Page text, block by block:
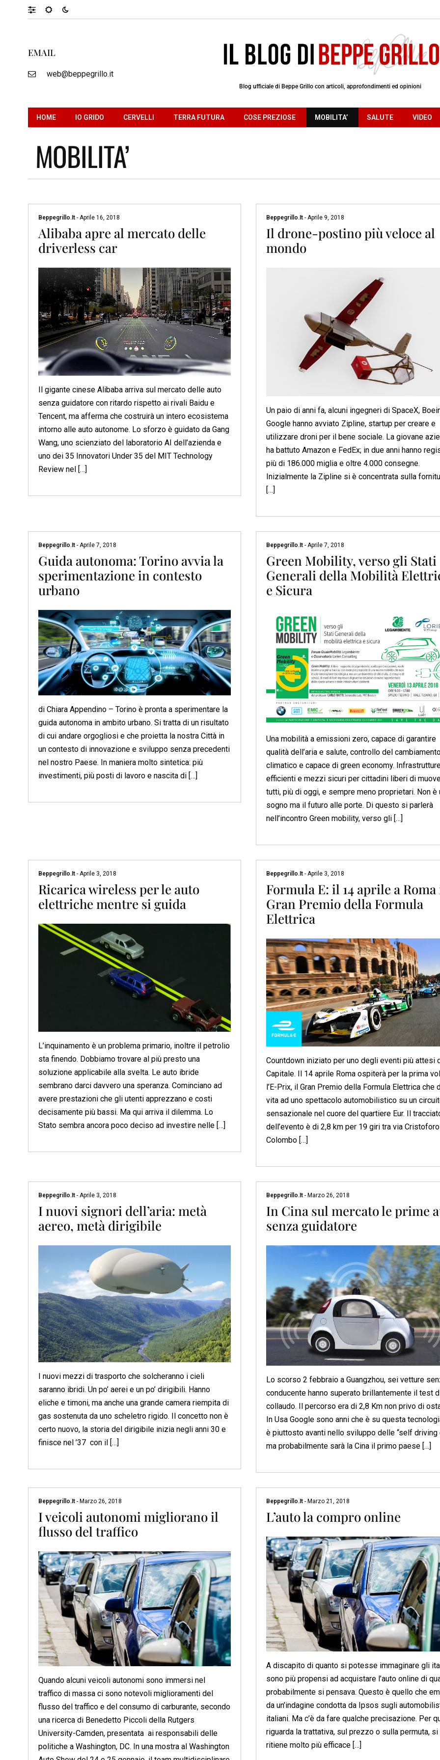
EMAIL
web@beppegrillo.it
Blog ufficiale di Beppe Grillo con articoli, approfondimenti ed opinioni
HOME IO GRIDO CERVELLI TERRA FUTURA COSE PREZIOSE MOBILITA’ SALUTE VIDEO
MOBILITA’
Beppegrillo.it - Aprile 16, 2018
Alibaba apre al mercato delle
driverless car
Il gigante cinese Alibaba arriva sul mercato delle auto
senza guidatore con ritardo rispetto ai rivali Baidu e
Tencent, ma afferma che costruirà un intero ecosistema
intorno alle auto autonome. Lo sforzo è guidato da Gang
Wang, uno scienziato del laboratorio AI dell’azienda e
uno dei 35 Innovatori Under 35 del MIT Technology
Review nel […]
Beppegrillo.it -Aprile 9, 2018
Il drone-postino più veloce al
mondo
Un paio di anni fa, alcuni ingegneri di SpaceX,
Google hanno avviato Zipline, startup per creare e
utilizzare droni per il bene sociale. La giovane
ha battuto Amazon e FedEx; in due anni hanno
più di 186.000 miglia e oltre 4.000 consegne.
Inizialmente la Zipline si è concentrata sulla
[…]
Beppegrillo.it - Aprile 7, 2018
Guida autonoma: Torino avvia la
sperimentazione in contesto
urbano
di Chiara Appendino – Torino è pronta a sperimentare la
guida autonoma in ambito urbano. Si tratta di un risultato
di cui andare orgogliosi e che proietta la nostra Città in
un contesto di innovazione e sviluppo senza precedenti
nel nostro Paese. In maniera molto sintetica: più
investimenti, più posti di lavoro e nascita di […]
Beppegrillo.it -Aprile 7, 2018
Green Mobility, verso gli Stati
Generali della Mobilità
e Sicura
Una mobilità a emissioni zero, capace di garantire
qualità dell’aria e salute, controllo del
climatico e capace di green economy.
efficienti e mezzi sicuri per cittadini liberi di
tutti, più di oggi, e sempre meno proprietari. Non è
sogno ma il futuro alle porte. Di questo si parlerà
nell’incontro Green mobility, verso gli […]
Beppegrillo.it - Aprile 3, 2018
Ricarica wireless per le auto
elettriche mentre si guida
L’inquinamento è un problema primario, inoltre il petrolio
sta finendo. Dobbiamo trovare al più presto una
soluzione applicabile alla svelta. Le auto ibride
sembrano darci davvero una speranza. Cominciano ad
avere prestazioni che gli utenti apprezzano e costi
decisamente più bassi. Ma qui arriva il dilemma. Lo
Stato sembra ancora poco deciso ad investire nelle […]
Beppegrillo.it -Aprile 3, 2018
Formula E: il 14 aprile a Roma
Gran Premio della Formula
Elettrica
Countdown iniziato per uno degli eventi più attesi
Capitale. Il 14 aprile Roma ospiterà per la prima
l’E-Prix, il Gran Premio della Formula Elettrica che
vita ad uno spettacolo automobilistico su un
sensazionale nel cuore del quartiere Eur. Il
dell’evento è di 2,8 km per 19 giri tra via Cristoforo
Colombo […]
Beppegrillo.it - Aprile 3, 2018
I nuovi signori dell’aria: metà
aereo, metà dirigibile
I nuovi mezzi di trasporto che solcheranno i cieli
saranno ibridi. Un po’ aerei e un po’ dirigibili. Hanno
eliche e timoni, ma anche una grande camera riempita di
gas sostenuta da uno scheletro rigido. Il concetto non è
certo nuovo, la storia del dirigibile inizia negli anni 30 e
finisce nel ’37 con il […]
Beppegrillo.it -Marzo 26, 2018
In Cina sul mercato le prime
senza guidatore
Lo scorso 2 febbraio a Guangzhou, sei vetture
conducente hanno superato brillantemente il test
collaudo. Il percorso era di 2,8 Km non privo di
In Usa Google sono anni che è su questa
è piuttosto avanti nello sviluppo delle “self driving
ma probabilmente sarà la Cina il primo paese […]
Beppegrillo.it - Marzo 26, 2018
I veicoli autonomi migliorano il
flusso del traffico
Quando alcuni veicoli autonomi sono immersi nel
traffico di massa ci sono notevoli miglioramenti del
flusso del traffico e del consumo di carburante, secondo
una ricerca di Benedetto Piccoli della Rutgers
University-Camden, presentata ai responsabili delle
politiche a Washington, DC. In una mostra al Washington
Beppegrillo.it -Marzo 21, 2018
L’auto la compro online
A discapito di quanto si potesse immaginare gli
sono più propensi ad acquistare l’auto online di
probabilmente si pensava. Questo è quello che
da un’indagine condotta da Ipsos sugli
italiani. Ma c’è da fare qualche precisazione. Per
riguarda la trattativa, sul prezzo o sulla permuta, si
ritiene molto più efficace […]